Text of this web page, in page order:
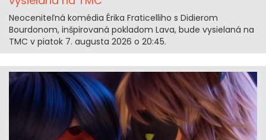
Neoceniteľná komédia Érika Fraticelliho s Didierom
Bourdonom, inšpirovaná pokladom Lava, bude vysielaná na
TMC v piatok 7. augusta 2026 o 20:45.